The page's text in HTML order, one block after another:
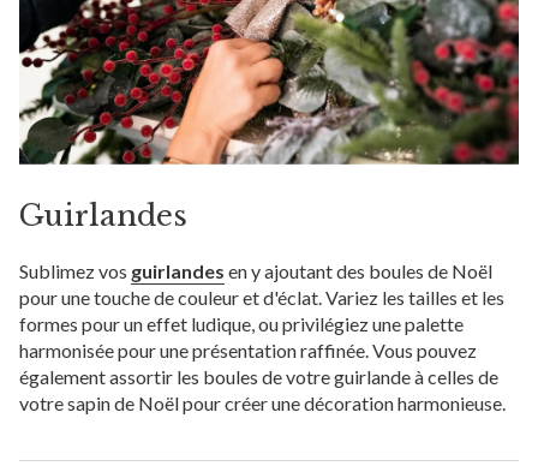
Guirlandes
Sublimez vos guirlandes en y ajoutant des boules de Noël
pour une touche de couleur et d'éclat. Variez les tailles et les
formes pour un effet ludique, ou privilégiez une palette
harmonisée pour une présentation raffinée. Vous pouvez
également assortir les boules de votre guirlande à celles de
votre sapin de Noël pour créer une décoration harmonieuse.